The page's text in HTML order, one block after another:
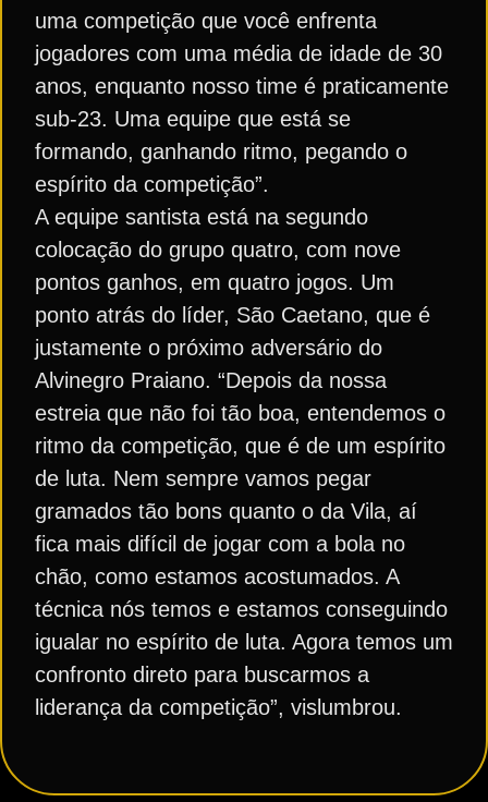
uma competição que você enfrenta
jogadores com uma média de idade de 30
anos, enquanto nosso time é praticamente
sub-23. Uma equipe que está se
formando, ganhando ritmo, pegando o
espírito da competição”.
A equipe santista está na segundo
colocação do grupo quatro, com nove
pontos ganhos, em quatro jogos. Um
ponto atrás do líder, São Caetano, que é
justamente o próximo adversário do
Alvinegro Praiano. “Depois da nossa
estreia que não foi tão boa, entendemos o
ritmo da competição, que é de um espírito
de luta. Nem sempre vamos pegar
gramados tão bons quanto o da Vila, aí
fica mais difícil de jogar com a bola no
chão, como estamos acostumados. A
técnica nós temos e estamos conseguindo
igualar no espírito de luta. Agora temos um
confronto direto para buscarmos a
liderança da competição”, vislumbrou.